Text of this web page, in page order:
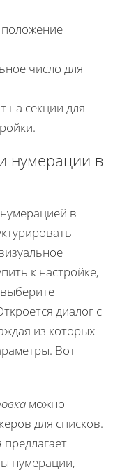
положение
число для
на секции для
нумерации в
в
к настройке,
диалог с
из которых
Вот
можно
для списков.
предлагает
нумерации,